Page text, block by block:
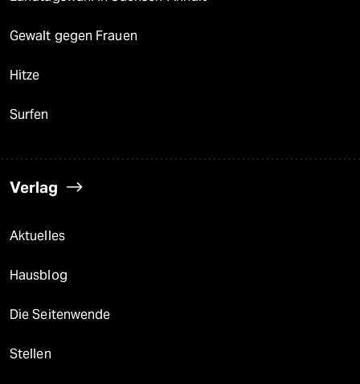
Gewalt gegen Frauen
Hitze
Surfen
Verlag
Aktuelles
Hausblog
Die Seitenwende
Stellen